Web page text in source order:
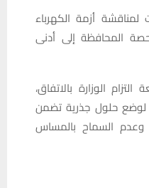
لمناقشة أزمة الكهرباء
المحافظة إلى أدنى
الوزارة بالاتفاق،
لوضع حلول جذرية تضمن
السماح بالمساس